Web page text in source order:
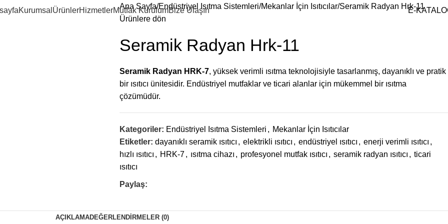
Kurumsal ÜrünlerHizmetlerMutfak KurulumBize Ulaşın E-
Ana Sayfa Endüstriyel Isıtma Sistemleri Mekanlar İçin Isıtıcılar Seramik Radyan Hrk-11
Ürünlere dön
Seramik Radyan Hrk-11
Seramik Radyan HRK-7, yüksek verimli ısıtma teknolojisiyle tasarlanmış, dayanıklı ve pratik
bir ısıtıcı ünitesidir. Endüstriyel mutfaklar ve ticari alanlar için mükemmel bir ısıtma
çözümüdür.
Kategoriler: Endüstriyel Isıtma Sistemleri , Mekanlar İçin Isıtıcılar
Etiketler: dayanıklı seramik ısıtıcı , elektrikli ısıtıcı , endüstriyel ısıtıcı , enerji verimli ısıtıcı ,
hızlı ısıtıcı , HRK-7, ısıtma cihazı , profesyonel mutfak ısıtıcı , seramik radyan ısıtıcı , ticari
ısıtıcı
Paylaş:
AÇIKLAMADEĞERLENDIRMELER (0)